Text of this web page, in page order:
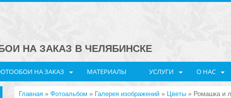
НА ЗАКАЗ В ЧЕЛЯБИНСКЕ
НА ЗАКАЗ МАТЕРИАЛЫ УСЛУГИ О НАС
Главная» Фотоальбом » Галерея изображений» Цветы» Ромашка и